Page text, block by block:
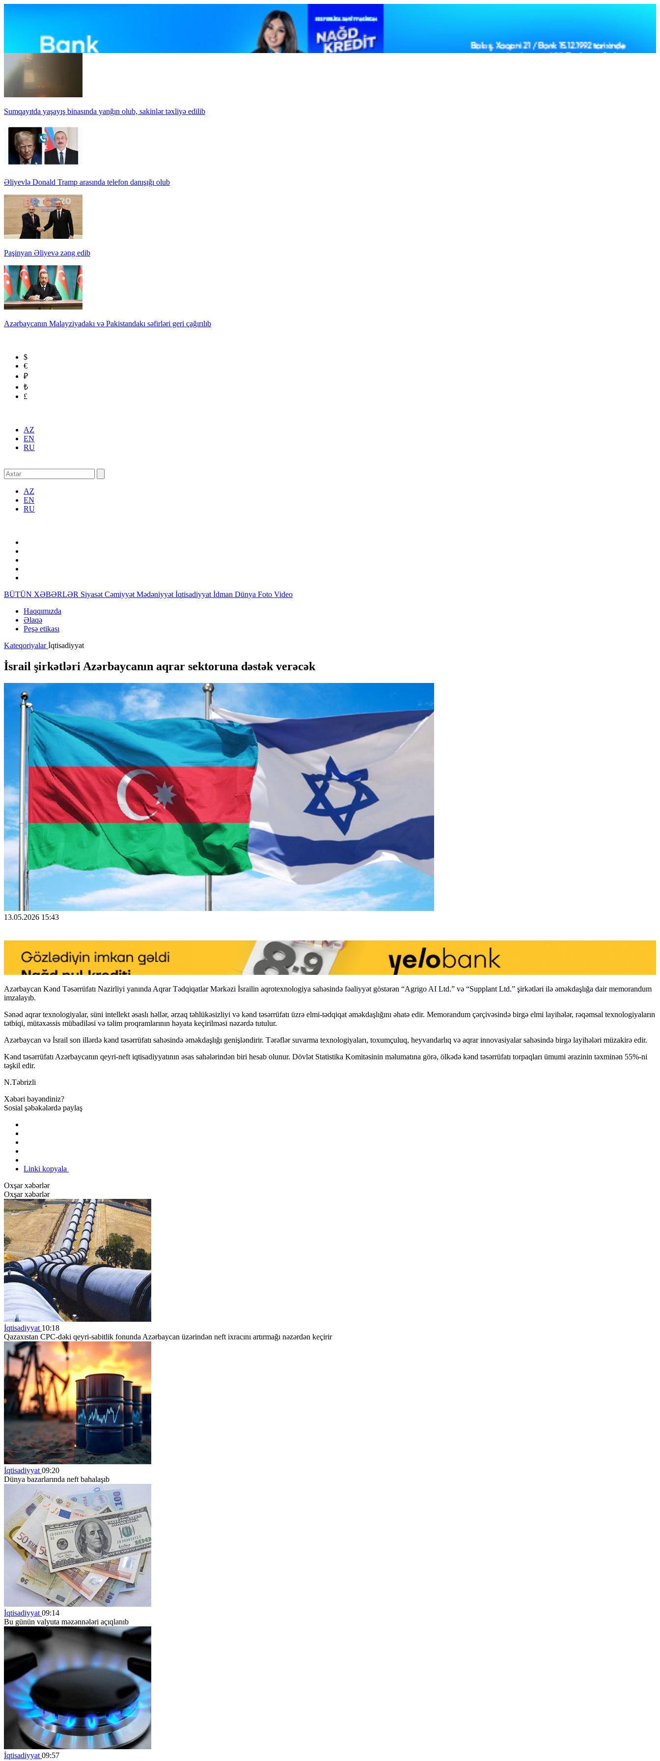
Sumqayıtda yaşayış binasında yanğın olub, sakinlər təxliyə edilib
Əliyevlə Donald Tramp arasında telefon danışığı olub
Paşinyan Əliyevə zəng edib
Azərbaycanın Malayziyadakı və Pakistandakı səfirləri geri çağırılıb
$
€
₽
₺
£
AZ
EN
RU
AZ
EN
RU
BÜTÜN XƏBƏRLƏR Siyasət Cəmiyyət Mədəniyyət İqtisadiyyat İdman Dünya Foto Video
Haqqımızda
Əlaqə
Peşə etikası
Kateqoriyalarİqtisadiyyat
İsrail şirkətləri Azərbaycanın aqrar sektoruna dəstək verəcək
13.05.2026 15:43
Azərbaycan Kənd Təsərrüfatı Nazirliyi yanında Aqrar Tədqiqatlar Mərkəzi İsrailin aqrotexnologiya sahəsində fəaliyyət göstərən “Agrigo AI Ltd.” və “Supplant Ltd.” şirkətləri ilə əməkdaşlığa dair memorandum
imzalayıb.
Sənəd aqrar texnologiyalar, süni intellekt əsaslı həllər, ərzaq təhlükəsizliyi və kənd təsərrüfatı üzrə elmi-tədqiqat əməkdaşlığını əhatə edir. Memorandum çərçivəsində birgə elmi layihələr, rəqəmsal texnologiyaların
tətbiqi, mütəxəssis mübadiləsi və təlim proqramlarının həyata keçirilməsi nəzərdə tutulur.
Azərbaycan və İsrail son illərdə kənd təsərrüfatı sahəsində əməkdaşlığı genişləndirir. Tərəflər suvarma texnologiyaları, toxumçuluq, heyvandarlıq və aqrar innovasiyalar sahəsində birgə layihələri müzakirə edir.
Kənd təsərrüfatı Azərbaycanın qeyri-neft iqtisadiyyatının əsas sahələrindən biri hesab olunur. Dövlət Statistika Komitəsinin məlumatına görə, ölkədə kənd təsərrüfatı torpaqları ümumi ərazinin təxminən 55%-ni
təşkil edir.
N.Təbrizli
Xəbəri bəyəndiniz?
Sosial şəbəkələrdə paylaş
Linki kopyala
Oxşar xəbərlər
Oxşar xəbərlər
İqtisadiyyat 10:18
Qazaxıstan CPC-dəki qeyri-sabitlik fonunda Azərbaycan üzərindən neft ixracını artırmağı nəzərdən keçirir
İqtisadiyyat 09:20
Dünya bazarlarında neft bahalaşıb
İqtisadiyyat 09:14
Bu günün valyuta məzənnələri açıqlanıb
İqtisadiyyat 09:57